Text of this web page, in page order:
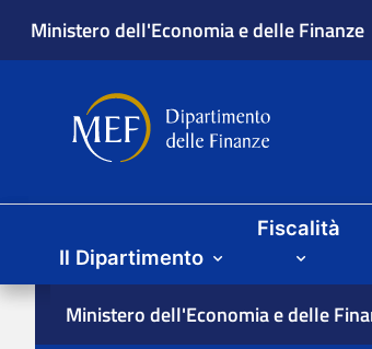
Ministero dell'Economia e delle Finanze
Dipartimento delle
Menu principale
Il Dipartimento
Fiscalità
Ministero dell'Economia e delle